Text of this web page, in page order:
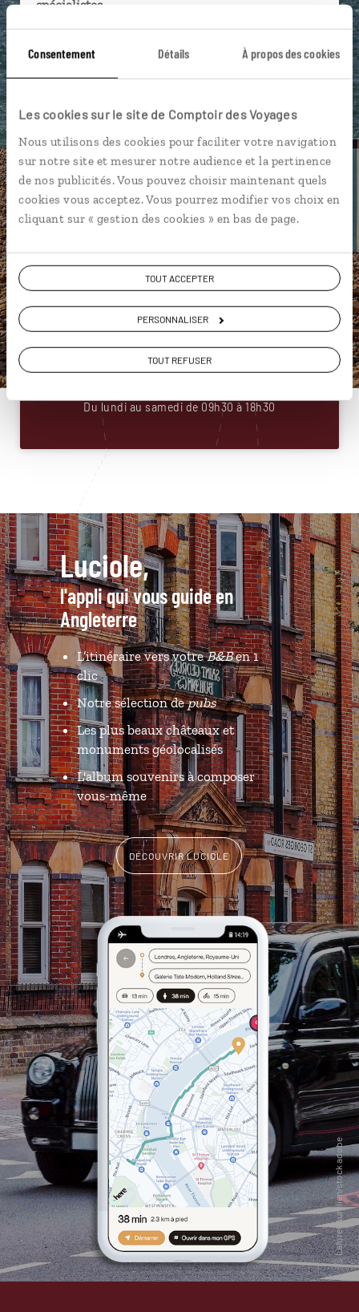
Consentement Détails À propos des cookies
Les cookies sur le site de Comptoir des Voyages
Nous utilisons des cookies pour faciliter votre navigation
sur notre site et mesurer notre audience et la pertinence
de nos publicités. Vous pouvez choisir maintenant quels
cookies vous acceptez. Vous pourrez modifier vos choix en
cliquant sur « gestion des cookies » en bas de page.
TOUT ACCEPTER
PERSONNALISER
TOUT REFUSER
spécialistes
près de vos envies et de la réalité du pays.
connectés en agence, mais aussi par email ou
téléphone.
Vous gardez le même interlocuteur avant,
pendant et après votre voyage.
DEMANDER UN DEVIS
ou
Construisez votre voyage avec un spécialiste
Angleterre
01 88 32 32 87
Du lundi au samedi de 09h30 à 18h30
Luciole,
l'appli qui vous guide en
Angleterre
L’itinéraire vers votreB&Ben 1
clic
Notre sélection depubs
Les plus beaux châteaux et
monuments géolocalisés
L'album souvenirs à composer
vous-même
DÉCOUVRIR LUCIOLE